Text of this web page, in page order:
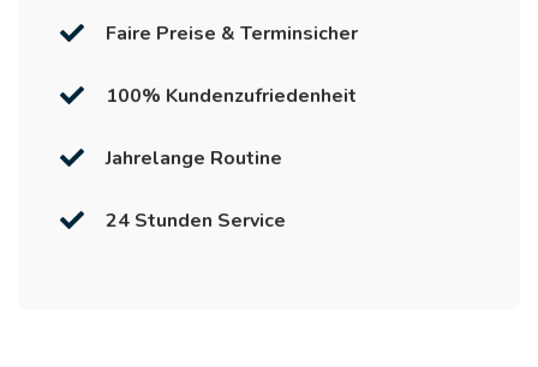
Faire Preise & Terminsicher
100% Kundenzufriedenheit
Jahrelange Routine
24 Stunden Service